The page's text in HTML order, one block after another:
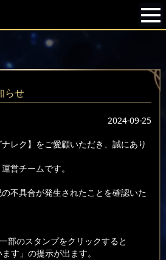
らせ
2024-09-25
レク】をご愛顧いただき、誠にあり
営チームです。
不具合が発生されたことを確認いた
部のスタンプをクリックすると
す」の提示が出ます。